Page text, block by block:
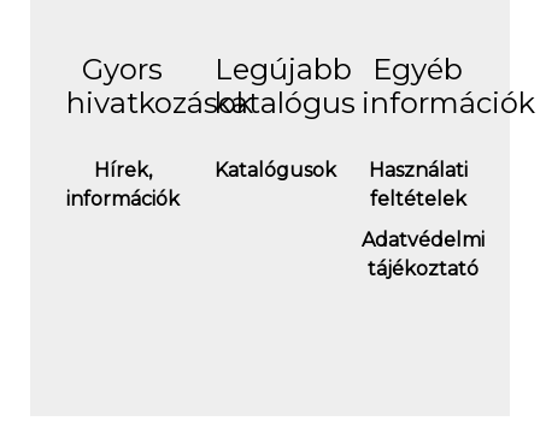
Gyors
hivatkozások
Hírek,
információk
Legújabb
katalógus
Katalógusok
Egyéb
információk
Használati
feltételek
Adatvédelmi
tájékoztató